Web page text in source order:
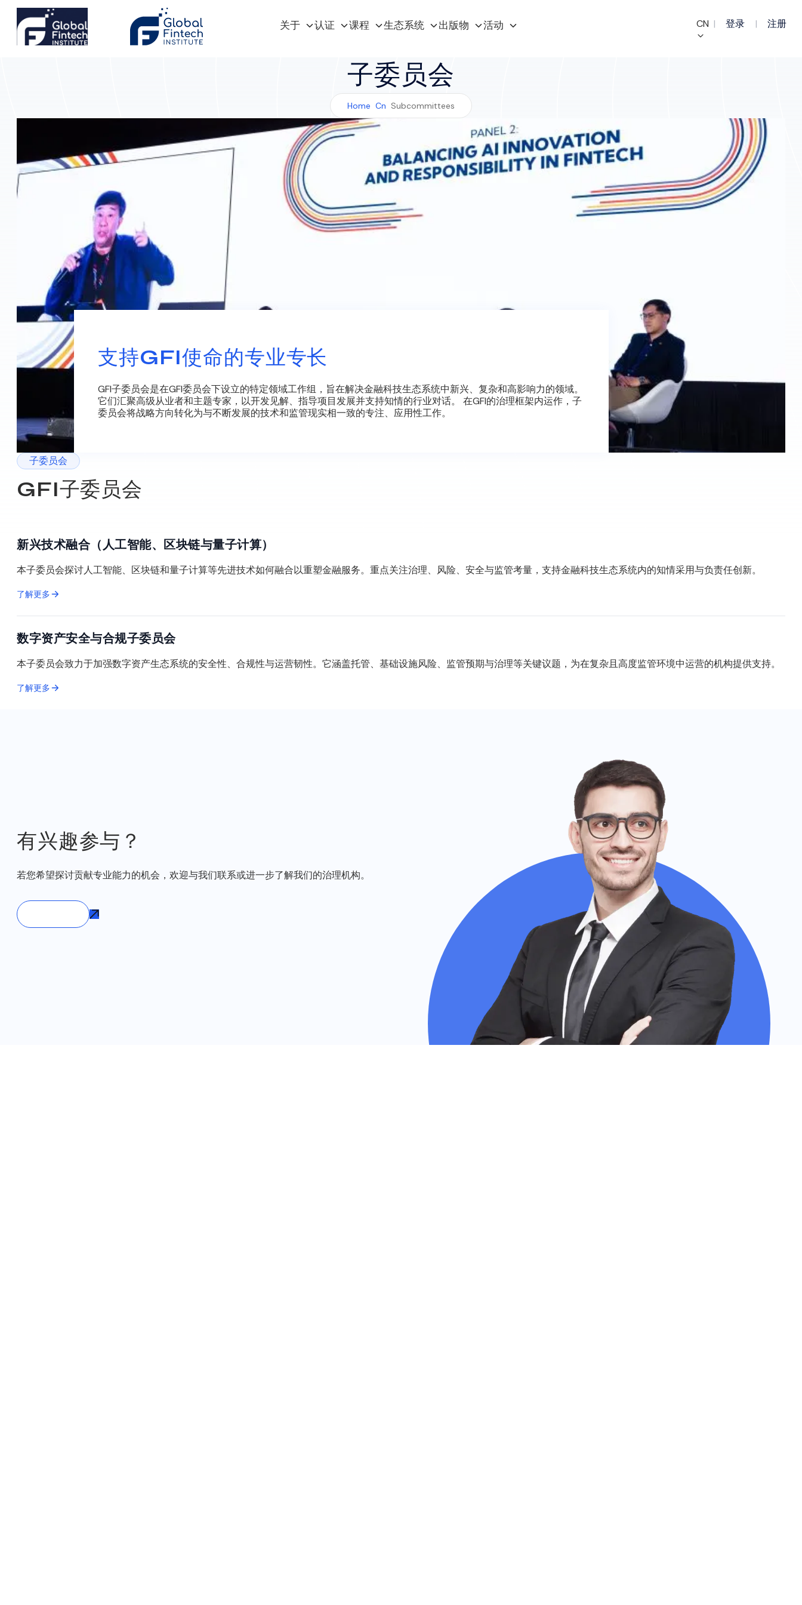
关于 认证 课程 生态系统 出版物 活动 CN | 登录 | 注册
子委员会
Home Cn Subcommittees
支持GFI使命的专业专长
GFI子委员会是在GFI委员会下设立的特定领域工作组，旨在解决金融科技生态系统中新兴、复杂和高影响力的领域。
它们汇聚高级从业者和主题专家，以开发见解、指导项目发展并支持知情的行业对话。 在GFI的治理框架内运作，子
委员会将战略方向转化为与不断发展的技术和监管现实相一致的专注、应用性工作。
子委员会
GFI子委员会
新兴技术融合（人工智能、区块链与量子计算）
本子委员会探讨人工智能、区块链和量子计算等先进技术如何融合以重塑金融服务。重点关注治理、风险、安全与监管考量，支持金融科技生态系统内的知情采用与负责任创新。
了解更多
数字资产安全与合规子委员会
本子委员会致力于加强数字资产生态系统的安全性、合规性与运营韧性。它涵盖托管、基础设施风险、监管预期与治理等关键议题，为在复杂且高度监管环境中运营的机构提供支持。
了解更多
有兴趣参与？
若您希望探讨贡献专业能力的机会，欢迎与我们联系或进一步了解我们的治理机构。